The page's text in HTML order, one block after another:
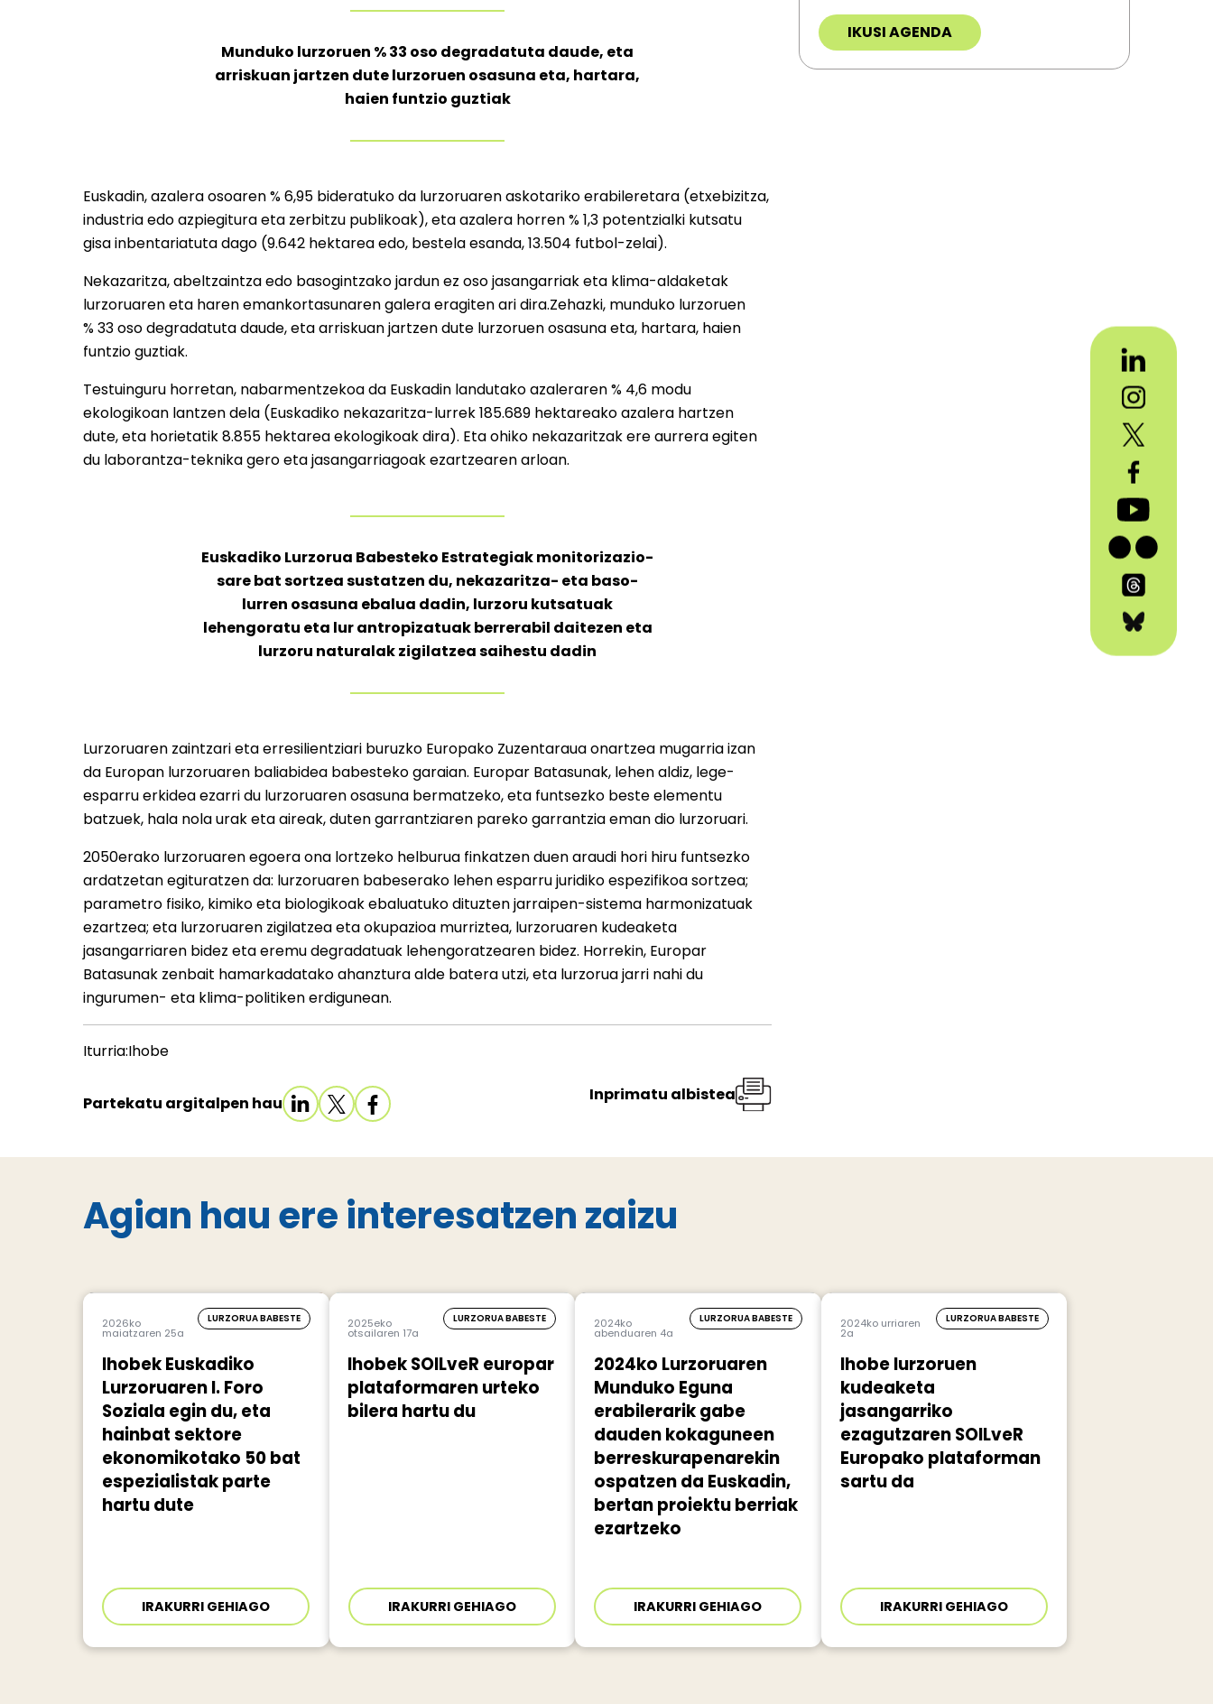
Munduko lurzoruen % 33 oso degradatuta daude, eta
arriskuan jartzen dute lurzoruen osasuna eta, hartara,
haien funtzio guztiak
Euskadin, azalera osoaren % 6,95 bideratuko da lurzoruaren askotariko erabileretara (etxebizitza,
industria edo azpiegitura eta zerbitzu publikoak), eta azalera horren % 1,3 potentzialki kutsatu
gisa inbentariatuta dago (9.642 hektarea edo, bestela esanda, 13.504 futbol-zelai).
Nekazaritza, abeltzaintza edo basogintzako jardun ez oso jasangarriak eta klima-aldaketak
lurzoruaren eta haren emankortasunaren galera eragiten ari dira.Zehazki, munduko lurzoruen
% 33 oso degradatuta daude, eta arriskuan jartzen dute lurzoruen osasuna eta, hartara, haien
funtzio guztiak.
Testuinguru horretan, nabarmentzekoa da Euskadin landutako azaleraren % 4,6 modu
ekologikoan lantzen dela (Euskadiko nekazaritza-lurrek 185.689 hektareako azalera hartzen
dute, eta horietatik 8.855 hektarea ekologikoak dira). Eta ohiko nekazaritzak ere aurrera egiten
du laborantza-teknika gero eta jasangarriagoak ezartzearen arloan.
Euskadiko Lurzorua Babesteko Estrategiak monitorizazio-
sare bat sortzea sustatzen du, nekazaritza- eta baso-
lurren osasuna ebalua dadin, lurzoru kutsatuak
lehengoratu eta lur antropizatuak berrerabil daitezen eta
lurzoru naturalak zigilatzea saihestu dadin
Lurzoruaren zaintzari eta erresilientziari buruzko Europako Zuzentaraua onartzea mugarria izan
da Europan lurzoruaren baliabidea babesteko garaian. Europar Batasunak, lehen aldiz, lege-
esparru erkidea ezarri du lurzoruaren osasuna bermatzeko, eta funtsezko beste elementu
batzuek, hala nola urak eta aireak, duten garrantziaren pareko garrantzia eman dio lurzoruari.
2050erako lurzoruaren egoera ona lortzeko helburua finkatzen duen araudi hori hiru funtsezko
ardatzetan egituratzen da: lurzoruaren babeserako lehen esparru juridiko espezifikoa sortzea;
parametro fisiko, kimiko eta biologikoak ebaluatuko dituzten jarraipen-sistema harmonizatuak
ezartzea; eta lurzoruaren zigilatzea eta okupazioa murriztea, lurzoruaren kudeaketa
jasangarriaren bidez eta eremu degradatuak lehengoratzearen bidez. Horrekin, Europar
Batasunak zenbait hamarkadatako ahanztura alde batera utzi, eta lurzorua jarri nahi du
ingurumen- eta klima-politiken erdigunean.
Iturria:Ihobe
Partekatu argitalpen hau Inprimatu albistea
IKUSI AGENDA
Agian hau ere interesatzen zaizu
2026ko
maiatzaren 25a
LURZORUA BABESTE
Ihobek Euskadiko
Lurzoruaren I. Foro
Soziala egin du, eta
hainbat sektore
ekonomikotako 50 bat
espezialistak parte
hartu dute
IRAKURRI GEHIAGO
2025eko
otsailaren 17a
LURZORUA BABESTE
Ihobek SOILveR europar
plataformaren urteko
bilera hartu du
IRAKURRI GEHIAGO
2024ko
abenduaren 4a
LURZORUA BABESTE
2024ko Lurzoruaren
Munduko Eguna
erabilerarik gabe
dauden kokaguneen
berreskurapenarekin
ospatzen da Euskadin,
bertan proiektu berriak
ezartzeko
IRAKURRI GEHIAGO
2024ko urriaren
2a
LURZORUA BABESTE
Ihobe lurzoruen
kudeaketa
jasangarriko
ezagutzaren SOILveR
Europako plataforman
sartu da
IRAKURRI GEHIAGO